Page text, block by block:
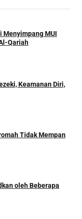
Menyimpang MUI
Qariah
Keamanan Diri,
Tidak Mempan
oleh Beberapa